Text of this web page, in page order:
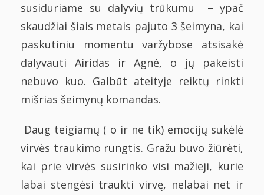
susiduriame su dalyvių trūkumu – ypač
skaudžiai šiais metais pajuto 3 šeimyna, kai
paskutiniu momentu varžybose atsisakė
dalyvauti Airidas ir Agnė, o jų pakeisti
nebuvo kuo. Galbūt ateityje reiktų rinkti
mišrias šeimynų komandas.
Daug teigiamų ( o ir ne tik) emocijų sukėlė
virvės traukimo rungtis. Gražu buvo žiūrėti,
kai prie virvės susirinko visi mažieji, kurie
labai stengėsi traukti virvę, nelabai net ir